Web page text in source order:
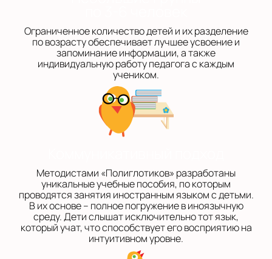
Ограниченное количество детей и их разделение
по возрасту обеспечивает лучшее усвоение и
запоминание информации, а также
индивидуальную работу педагога с каждым
учеником.
Методистами «Полиглотиков» разработаны
уникальные учебные пособия, по которым
проводятся занятия иностранным языком с детьми.
В их основе – полное погружение в иноязычную
среду. Дети слышат исключительно тот язык,
который учат, что способствует его восприятию на
интуитивном уровне.